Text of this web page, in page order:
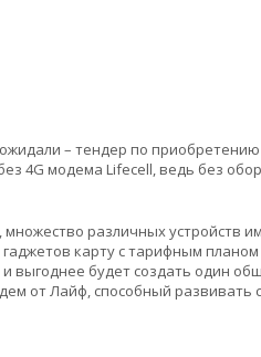
– тендер по
4G модема Lifecell, ведь без
различных устройств
карту с тарифным
выгоднее будет создать один
от Лайф, способный развивать